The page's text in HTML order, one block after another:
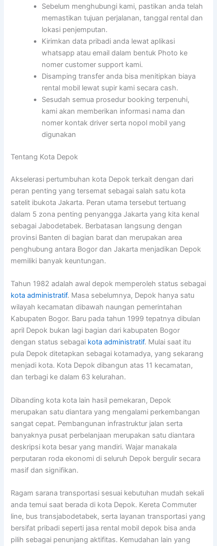
Sebelum menghubungi kami, pastikan anda telah
memastikan tujuan perjalanan, tanggal rental dan
lokasi penjemputan.
Kirimkan data pribadi anda lewat aplikasi
whatsapp atau email dalam bentuk Photo ke
nomer customer support kami.
Disamping transfer anda bisa menitipkan biaya
rental mobil lewat supir kami secara cash.
Sesudah semua prosedur booking terpenuhi,
kami akan memberikan informasi nama dan
nomer kontak driver serta nopol mobil yang
digunakan
Tentang Kota Depok
Akselerasi pertumbuhan kota Depok terkait dengan dari
peran penting yang tersemat sebagai salah satu kota
satelit ibukota Jakarta. Peran utama tersebut tertuang
dalam 5 zona penting penyangga Jakarta yang kita kenal
sebagai Jabodetabek. Berbatasan langsung dengan
provinsi Banten di bagian barat dan merupakan area
penghubung antara Bogor dan Jakarta menjadikan Depok
memiliki banyak keuntungan.
Tahun 1982 adalah awal depok memperoleh status sebagai
kota administratif. Masa sebelumnya, Depok hanya satu
wilayah kecamatan dibawah naungan pemerintahan
Kabupaten Bogor. Baru pada tahun 1999 tepatnya dibulan
april Depok bukan lagi bagian dari kabupaten Bogor
dengan status sebagai kota administratif. Mulai saat itu
pula Depok ditetapkan sebagai kotamadya, yang sekarang
menjadi kota. Kota Depok dibangun atas 11 kecamatan,
dan terbagi ke dalam 63 kelurahan.
Dibanding kota kota lain hasil pemekaran, Depok
merupakan satu diantara yang mengalami perkembangan
sangat cepat. Pembangunan infrastruktur jalan serta
banyaknya pusat perbelanjaan merupakan satu diantara
deskripsi kota besar yang mandiri. Wajar manakala
perputaran roda ekonomi di seluruh Depok bergulir secara
masif dan signifikan.
Ragam sarana transportasi sesuai kebutuhan mudah sekali
anda temui saat berada di kota Depok. Kereta Commuter
line, bus transjabodetabek, serta layanan transportasi yang
bersifat pribadi seperti jasa rental mobil depok bisa anda
pilih sebagai penunjang aktifitas. Kemudahan lain yang